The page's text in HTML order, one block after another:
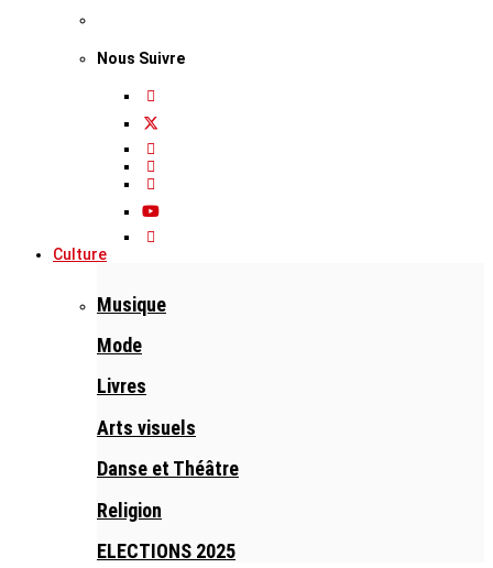
Nous Suivre
Culture
Musique
Mode
Livres
Arts visuels
Danse et Théâtre
Religion
ELECTIONS 2025